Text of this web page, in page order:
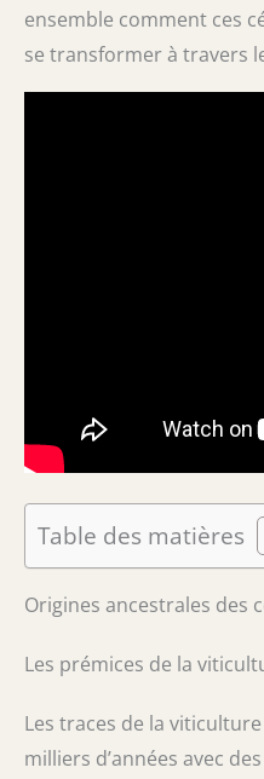
ensemble comment ces
se transformer à travers
Table des matières
Origines ancestrales des
Les prémices de la
Les traces de la
milliers d’années avec